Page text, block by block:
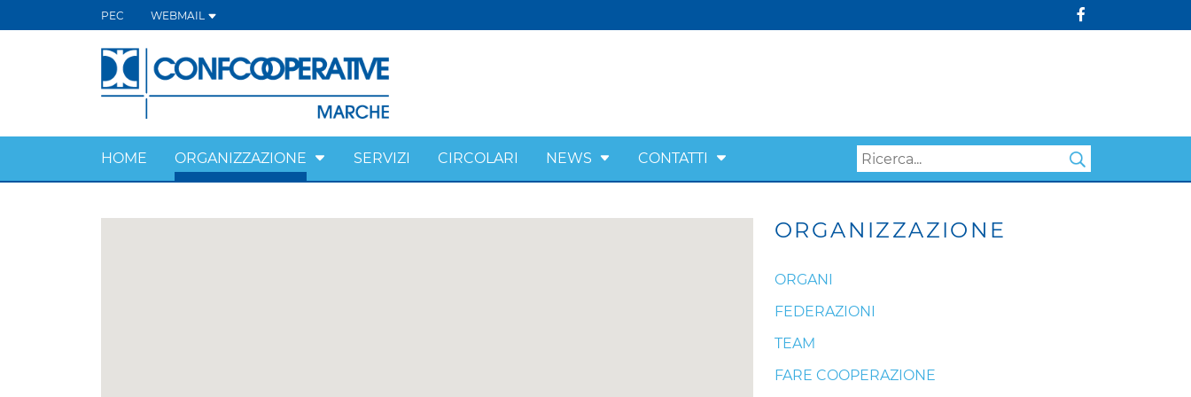
PEC WEBMAIL
HOME ORGANIZZAZIONE SERVIZI CIRCOLARI NEWS CONTATTI
ORGANIZZAZIONE
ORGANI
FEDERAZIONI
TEAM
FARE COOPERAZIONE